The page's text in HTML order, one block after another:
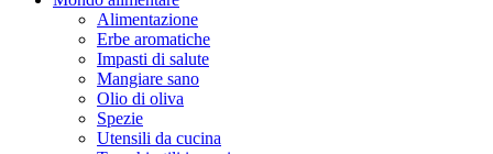
Alimentazione
Erbe aromatiche
Impasti di salute
Mangiare sano
Olio di oliva
Spezie
Utensili da cucina